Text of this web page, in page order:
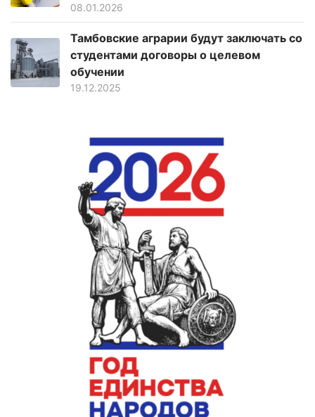
08.01.2026
Тамбовские аграрии будут заключать со
студентами договоры о целевом
обучении
19.12.2025